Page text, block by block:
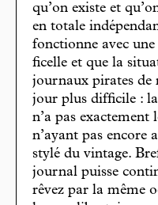
qu’on existe et
en totale
fonctionne avec
ficelle et que la
journaux pirates de
jour plus difficile :
n’a pas
n’ayant pas encore
stylé du vintage.
journal puisse
rêvez par la même